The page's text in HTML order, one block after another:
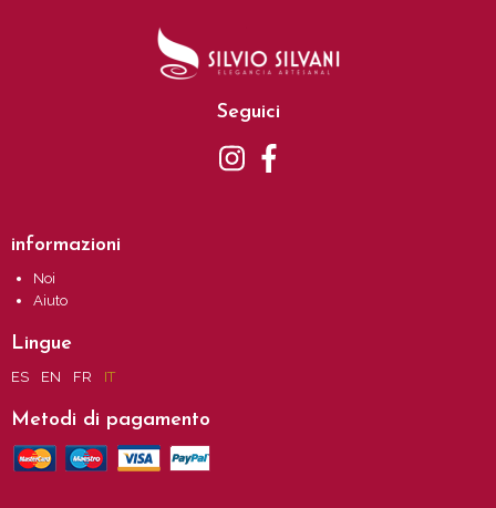
Seguici
informazioni
Noi
Aiuto
Lingue
ES EN FR IT
Metodi di pagamento